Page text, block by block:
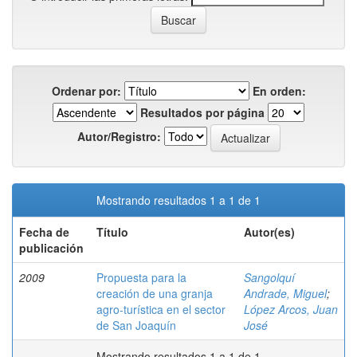
Ordenar por:
En orden:
Resultados por página
Autor/Registro:
Mostrando resultados 1 a 1 de 1
Fecha de
publicación
Título Autor(es)
2009
Propuesta para la
creación de una granja
agro-turística en el sector
de San Joaquín
Sangolquí
Andrade, Miguel;
López Arcos, Juan
José